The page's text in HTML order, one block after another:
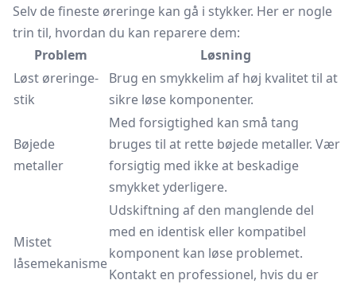
Selv de fineste øreringe kan gå i stykker. Her er nogle
trin til, hvordan du kan reparere dem:
Problem
Løsning
Løst øreringe-
stik
Brug en smykkelim af høj kvalitet til at
sikre løse komponenter.
Bøjede
metaller
Med forsigtighed kan små tang
bruges til at rette bøjede metaller. Vær
forsigtig med ikke at beskadige
smykket yderligere.
Mistet
låsemekanisme
Udskiftning af den manglende del
med en identisk eller kompatibel
komponent kan løse problemet.
Kontakt en professionel, hvis du er